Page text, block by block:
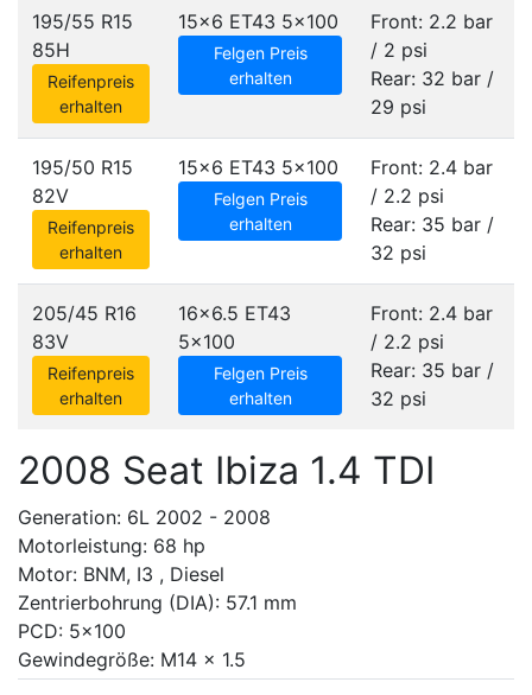
195/55 R15
85H
Reifenpreis
erhalten
15x6 ET43 5x100
Felgen Preis
erhalten
Front: 2.2 bar
/ 2 psi
Rear: 32 bar /
29 psi
195/50 R15
82V
Reifenpreis
erhalten
15x6 ET43 5x100
Felgen Preis
erhalten
Front: 2.4 bar
/ 2.2 psi
Rear: 35 bar /
32 psi
205/45 R16
83V
Reifenpreis
erhalten
16x6.5 ET43
5x100
Felgen Preis
erhalten
Front: 2.4 bar
/ 2.2 psi
Rear: 35 bar /
32 psi
2008 Seat Ibiza 1.4 TDI
Generation: 6L 2002 - 2008
Motorleistung: 68 hp
Motor: BNM, I3 , Diesel
Zentrierbohrung (DIA): 57.1 mm
PCD: 5x100
Gewindegröße: M14 x 1.5